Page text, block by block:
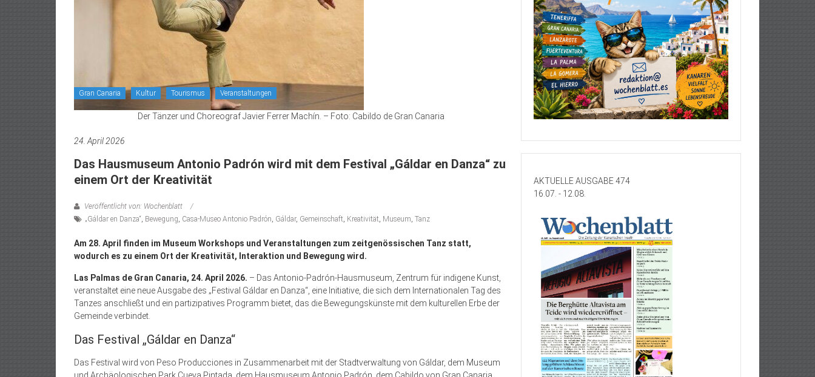
Gran Canaria Kultur Tourismus Veranstaltungen
Der Tänzer und Choreograf Javier Ferrer Machín. – Foto: Cabildo de Gran Canaria
24. April 2026
Das Hausmuseum Antonio Padrón wird mit dem Festival „Gáldar en Danza“ zu
einem Ort der Kreativität
Veröffentlicht von: Wochenblatt
„Gáldar en Danza“, Bewegung, Casa-Museo Antonio Padrón, Gáldar, Gemeinschaft, Kreativität, Museum, Tanz
Am 28. April finden im Museum Workshops und Veranstaltungen zum zeitgenössischen Tanz statt,
wodurch es zu einem Ort der Kreativität, Interaktion und Bewegung wird.
Las Palmas de Gran Canaria, 24. April 2026. – Das Antonio-Padrón-Hausmuseum, Zentrum für indigene Kunst,
veranstaltet eine neue Ausgabe des „Festival Gáldar en Danza“, eine Initiative, die sich dem Internationalen Tag des
Tanzes anschließt und ein partizipatives Programm bietet, das die Bewegungskünste mit dem kulturellen Erbe der
Gemeinde verbindet.
Das Festival „Gáldar en Danza“
Das Festival wird von Peso Producciones in Zusammenarbeit mit der Stadtverwaltung von Gáldar, dem Museum
AKTUELLE AUSGABE 474
16.07. - 12.08.